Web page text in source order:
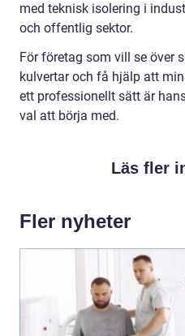
med teknisk isolering i
och offentlig sektor.
För företag som vill se över
kulvertar och få hjälp att
ett professionellt sätt är
val att börja med.
Läs fler
Fler nyheter